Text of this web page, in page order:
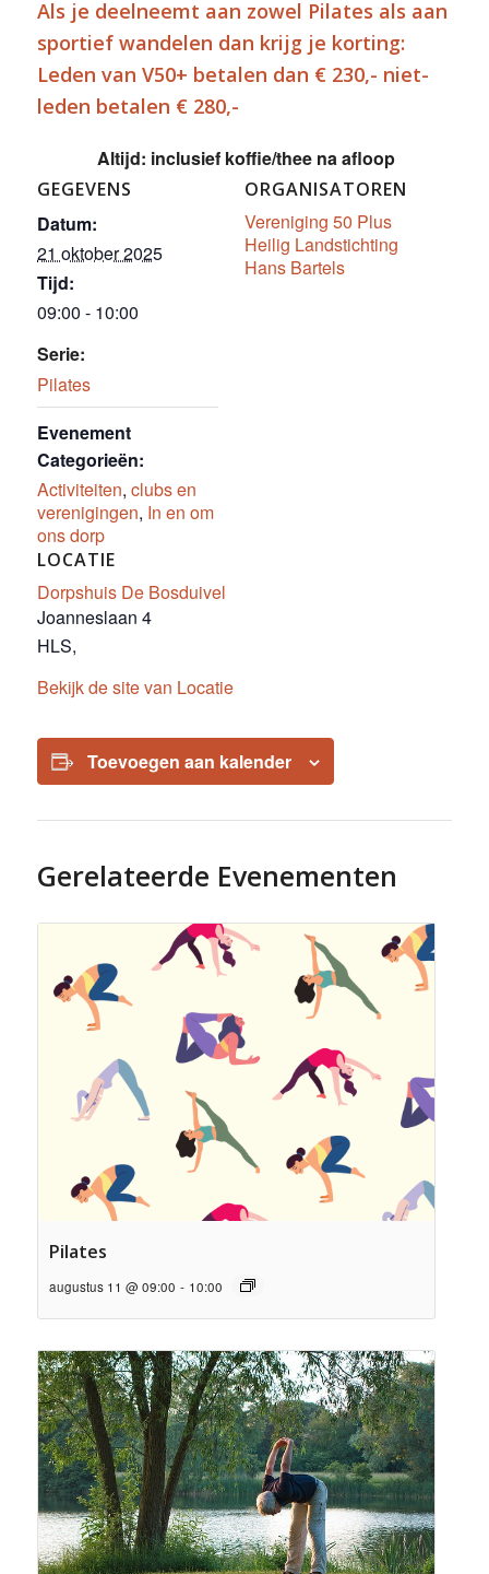
Als je deelneemt aan zowel Pilates als aan
sportief wandelen dan krijg je korting:
Leden van V50+ betalen dan € 230,- niet-
leden betalen € 280,-
Altijd: inclusief koffie/thee na afloop
GEGEVENS
Datum:
21 oktober 2025
Tijd:
09:00 - 10:00
Serie:
Pilates
Evenement
Categorieën:
Activiteiten, clubs en
verenigingen, In en om
ons dorp
LOCATIE
Dorpshuis De Bosduivel
Joanneslaan 4
HLS,
Bekijk de site van Locatie
ORGANISATOREN
Vereniging 50 Plus
Heilig Landstichting
Hans Bartels
Toevoegen aan kalender
Gerelateerde Evenementen
Pilates
augustus 11 @ 09:00 - 10:00